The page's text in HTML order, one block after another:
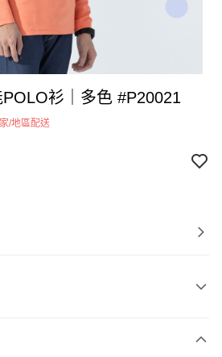
衫｜多色 #P20021
/地區配送